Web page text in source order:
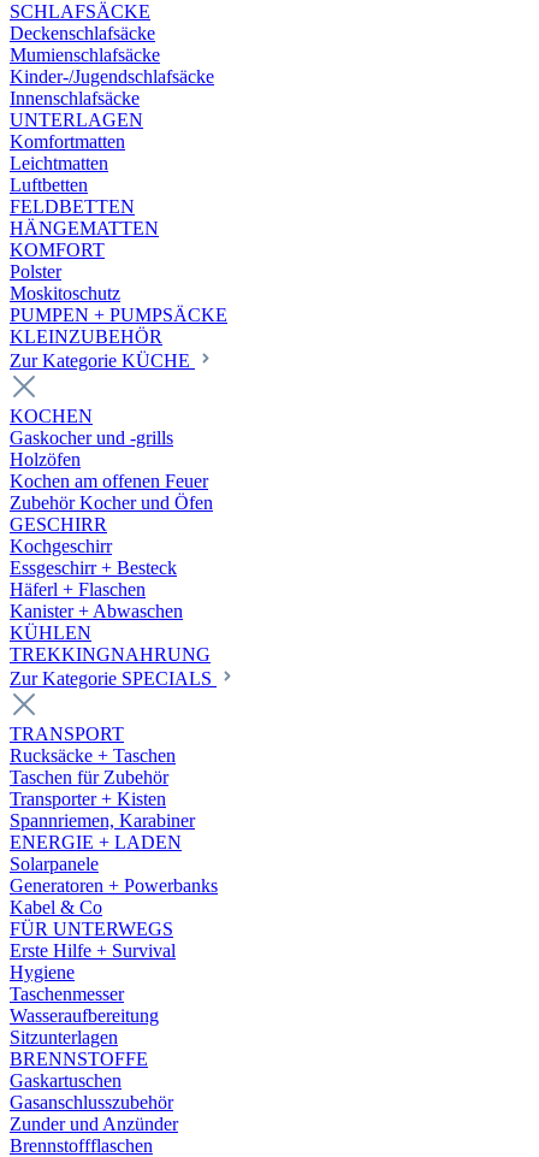
SCHLAFSÄCKE
Deckenschlafsäcke
Mumienschlafsäcke
Kinder-/Jugendschlafsäcke
Innenschlafsäcke
UNTERLAGEN
Komfortmatten
Leichtmatten
Luftbetten
FELDBETTEN
HÄNGEMATTEN
KOMFORT
Polster
Moskitoschutz
PUMPEN + PUMPSÄCKE
KLEINZUBEHÖR
Zur Kategorie KÜCHE
KOCHEN
Gaskocher und -grills
Holzöfen
Kochen am offenen Feuer
Zubehör Kocher und Öfen
GESCHIRR
Kochgeschirr
Essgeschirr + Besteck
Häferl + Flaschen
Kanister + Abwaschen
KÜHLEN
TREKKINGNAHRUNG
Zur Kategorie SPECIALS
TRANSPORT
Rucksäcke + Taschen
Taschen für Zubehör
Transporter + Kisten
Spannriemen, Karabiner
ENERGIE + LADEN
Solarpanele
Generatoren + Powerbanks
Kabel & Co
FÜR UNTERWEGS
Erste Hilfe + Survival
Hygiene
Taschenmesser
Wasseraufbereitung
Sitzunterlagen
BRENNSTOFFE
Gaskartuschen
Gasanschlusszubehör
Zunder und Anzünder
Brennstoffflaschen